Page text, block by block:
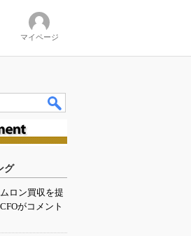
マイページ
グ
ロン買収を提
がコメント